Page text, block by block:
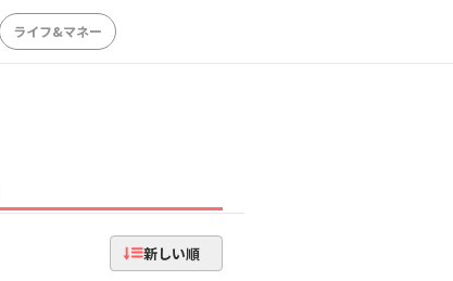
ライフ&マネー
新しい順